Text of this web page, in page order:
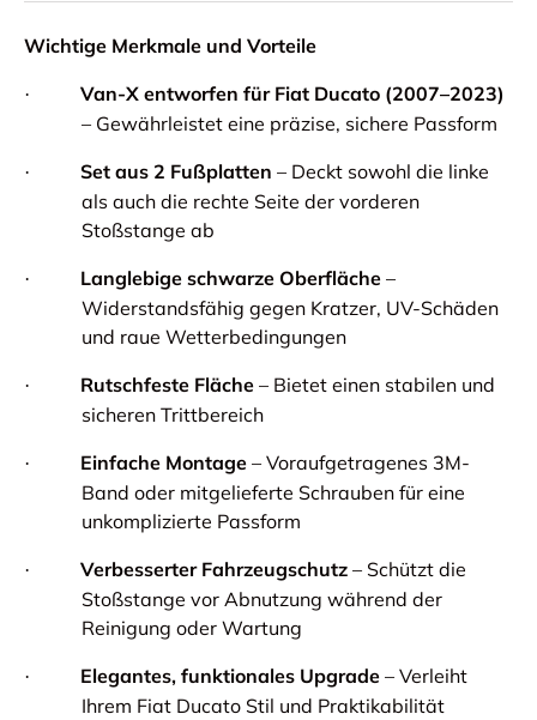
Wichtige Merkmale und Vorteile
·
Van-X entworfen für Fiat Ducato (2007–2023)
– Gewährleistet eine präzise, sichere Passform
· Set aus 2 Fußplatten – Deckt sowohl die linke
als auch die rechte Seite der vorderen
Stoßstange ab
· Langlebige schwarze Oberfläche –
Widerstandsfähig gegen Kratzer, UV-Schäden
und raue Wetterbedingungen
· Rutschfeste Fläche – Bietet einen stabilen und
sicheren Trittbereich
· Einfache Montage – Voraufgetragenes 3M-
Band oder mitgelieferte Schrauben für eine
unkomplizierte Passform
· Verbesserter Fahrzeugschutz – Schützt die
Stoßstange vor Abnutzung während der
Reinigung oder Wartung
· Elegantes, funktionales Upgrade – Verleiht
Ihrem Fiat Ducato Stil und Praktikabilität